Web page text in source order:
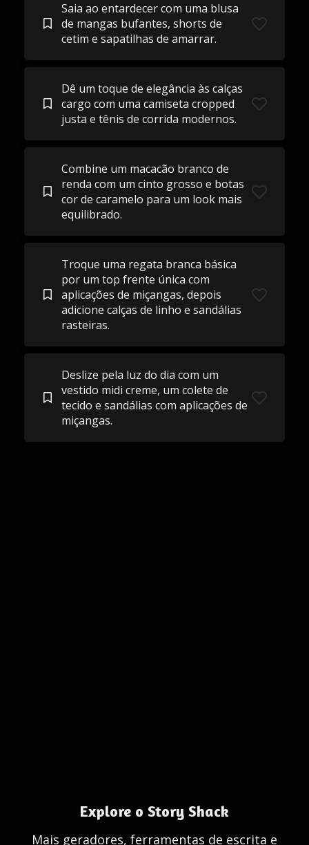
Saia ao entardecer com uma blusa
de mangas bufantes, shorts de
cetim e sapatilhas de amarrar.
Dê um toque de elegância às calças
cargo com uma camiseta cropped
justa e tênis de corrida modernos.
Combine um macacão branco de
renda com um cinto grosso e botas
cor de caramelo para um look mais
equilibrado.
Troque uma regata branca básica
por um top frente única com
aplicações de miçangas, depois
adicione calças de linho e sandálias
rasteiras.
Deslize pela luz do dia com um
vestido midi creme, um colete de
tecido e sandálias com aplicações de
miçangas.
Explore o Story Shack
Mais geradores, ferramentas de escrita e